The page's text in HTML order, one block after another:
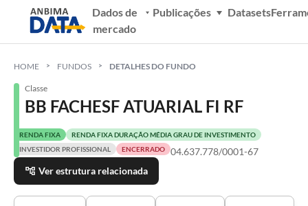
Dados de
mercado
Publicações Datasets
HOME FUNDOS DETALHES DO FUNDO
Classe
BB FACHESF ATUARIAL FI RF
RENDA FIXA
RENDA FIXA DURAÇÃO MÉDIA GRAU DE INVESTIMENTO
INVESTIDOR PROFISSIONAL
ENCERRADO
04.637.778/0001-67
Ver estrutura relacionada